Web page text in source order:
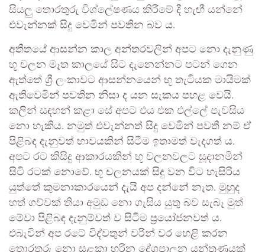
සියලු තොරතුරු විශ්ලේෂණය කිරීමේ දී හැඟී යන්නේ
එවැන්නක් සිදු වෙමින් පවතින බව ය.
අතීතයේ ආසන්න කාල අන්තරවලින් අපට නො දැනුණු
භූ චලන මෑත කාලයේ සිට දැනෙන්නට පටන් ගෙන
ඇත්තේ ශ්‍රී ලංකාවට ආසන්නයෙන් භූ තැටියක මායිමක්
ඇතිවෙමින් පවතින නිසා ද යන සැකය පහළ වෙයි.
කලින් සඳහන් කළා සේ අපට එය එක එල්ලේ පැවසිය
නො හැකිය. නමුත් එවැන්නත් සිදු වෙමින් පවතී නම් ඒ
පිළිබඳ දැනුවත් භාවයකින් සිටීම ඉතාමත් වැදගත් ය.
අපට රට කිසිදු ආකාරයකින් භූ චලනවලට සූදානමින්
සිටි රටක් නොවේ. භූ චලනයක් සිදු වන විට හැසිරිය
යුත්තේ කුමනාකාරයෙන් දැයි අප දන්නේ නැත. මුහුද
හත් ගව්වක් තියා අමුඩ නො ගැසිය යුතු බව සැබෑ මුත්
මේවා පිළිබඳ දැනුම්වත් ව සිටීම ප්‍රයෝජනවත් ය.
එබැවින් අප රටේ විද්වතුන් වරින් වර හෙළි කරන
තොරතුරු නො සළකා හරින දේශපාලන යන්ත්‍රණයක්